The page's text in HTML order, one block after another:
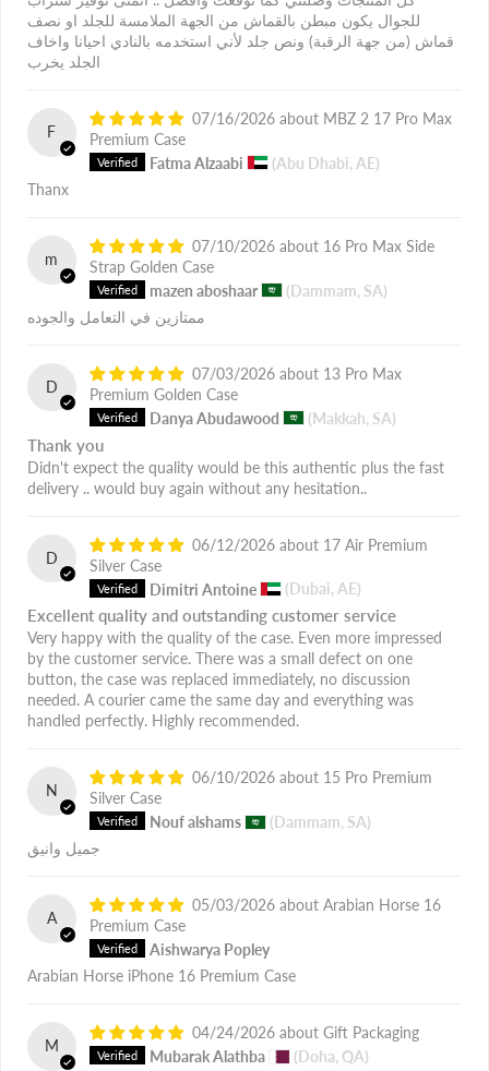
للجوال يكون مبطن بالقماش من الجهة الملامسة للجلد او نصف
قماش (من جهة الرقبة) ونص جلد لأني استخدمه بالنادي احيانا واخاف
الجلد يخرب
F
07/16/2026
MBZ 2 17 Pro Max
Premium Case
Fatma Alzaabi
(Abu Dhabi, AE)
Thanx
m
07/10/2026
16 Pro Max Side
Strap Golden Case
mazen aboshaar
(Dammam, SA)
ممتازين في التعامل والجوده
D
07/03/2026
13 Pro Max
Premium Golden Case
Danya Abudawood
(Makkah, SA)
Thank you
Didn't expect the quality would be this authentic plus the fast
delivery .. would buy again without any hesitation..
D
06/12/2026
17 Air Premium
Silver Case
Dimitri Antoine
(Dubai, AE)
Excellent quality and outstanding customer service
Very happy with the quality of the case. Even more impressed
by the customer service. There was a small defect on one
button, the case was replaced immediately, no discussion
needed. A courier came the same day and everything was
handled perfectly. Highly recommended.
N
06/10/2026
15 Pro Premium
Silver Case
Nouf alshams
(Dammam, SA)
جميل وانيق
A
05/03/2026
Arabian Horse 16
Premium Case
Aishwarya Popley
Arabian Horse iPhone 16 Premium Case
M
04/24/2026
Gift Packaging
Mubarak Alathba
(Doha, QA)